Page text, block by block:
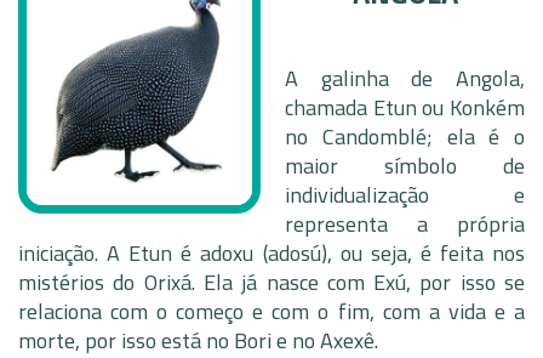
A galinha de Angola,
chamada Etun ou Konkém
no Candomblé; ela é o
maior símbolo de
individualização e
representa a própria
iniciação. A Etun é adoxu (adosú), ou seja, é feita nos
mistérios do Orixá. Ela já nasce com Exú, por isso se
relaciona com o começo e com o fim, com a vida e a
morte, por isso está no Bori e no Axexê.